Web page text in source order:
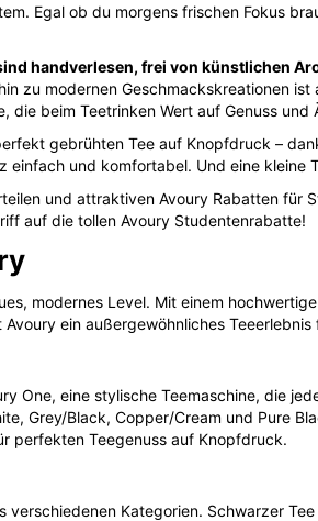
Egal ob du morgens frischen Fokus
handverlesen, frei von künstlichen
zu modernen Geschmackskreationen
die beim Teetrinken Wert auf Genuss und
gebrühten Tee auf Knopfdruck –
einfach und komfortabel. Und eine kleine
und attraktiven Avoury Rabatten für
auf die tollen Avoury Studentenrabatte!
modernes Level. Mit einem
ein außergewöhnliches
One, eine stylische Teemaschine, die
Grey/Black, Copper/Cream und Pure
perfekten Teegenuss auf Knopfdruck.
verschiedenen Kategorien. Schwarzer